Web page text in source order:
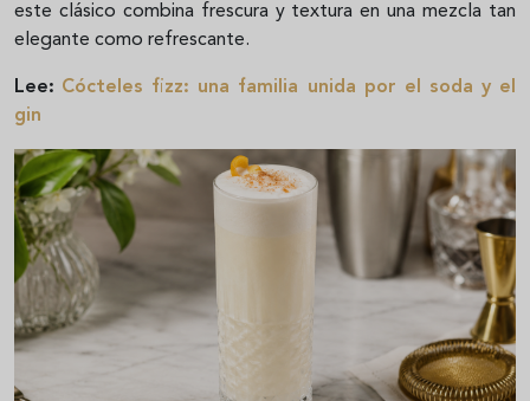
este clásico combina frescura y textura en una mezcla tan
elegante como refrescante.
Lee: Cócteles fizz: una familia unida por el soda y el
gin